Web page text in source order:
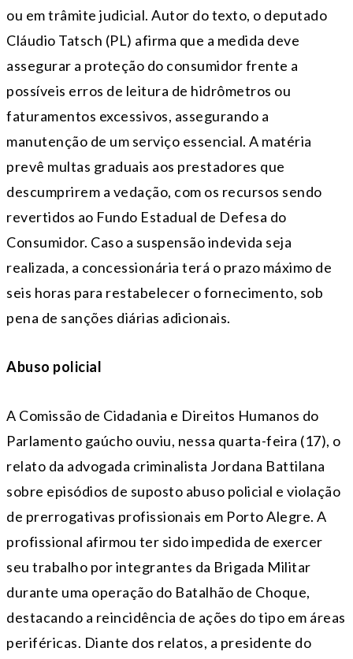
ou em trâmite judicial. Autor do texto, o deputado
Cláudio Tatsch (PL) afirma que a medida deve
assegurar a proteção do consumidor frente a
possíveis erros de leitura de hidrômetros ou
faturamentos excessivos, assegurando a
manutenção de um serviço essencial. A matéria
prevê multas graduais aos prestadores que
descumprirem a vedação, com os recursos sendo
revertidos ao Fundo Estadual de Defesa do
Consumidor. Caso a suspensão indevida seja
realizada, a concessionária terá o prazo máximo de
seis horas para restabelecer o fornecimento, sob
pena de sanções diárias adicionais.
Abuso policial
A Comissão de Cidadania e Direitos Humanos do
Parlamento gaúcho ouviu, nessa quarta-feira (17), o
relato da advogada criminalista Jordana Battilana
sobre episódios de suposto abuso policial e violação
de prerrogativas profissionais em Porto Alegre. A
profissional afirmou ter sido impedida de exercer
seu trabalho por integrantes da Brigada Militar
durante uma operação do Batalhão de Choque,
destacando a reincidência de ações do tipo em áreas
periféricas. Diante dos relatos, a presidente do